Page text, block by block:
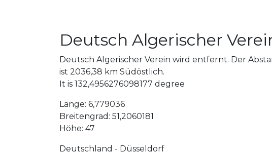
Deutsch Algerischer
Deutsch Algerischer Verein wird entfernt. Der
ist 2036,38 km Südöstlich.
It is 132,4956276098177 degree
Länge: 6,779036
Breitengrad: 51,2060181
Höhe: 47
Deutschland - Düsseldorf